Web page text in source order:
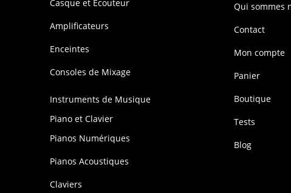
Casque et Ecouteur
Amplificateurs
Enceintes
Consoles de Mixage
Instruments de Musique
Piano et Clavier
Pianos Numériques
Pianos Acoustiques
Claviers
Qui sommes
Contact
Mon compte
Panier
Boutique
Tests
Blog